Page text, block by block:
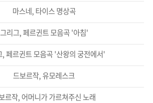
마스네, 타이스 명상곡
그리그, 페르귄트 모음곡 '아침'
, 페르귄트 모음곡 '산왕의 궁전에서'
드보르작, 유모레스크
르작, 어머니가 가르쳐주신 노래